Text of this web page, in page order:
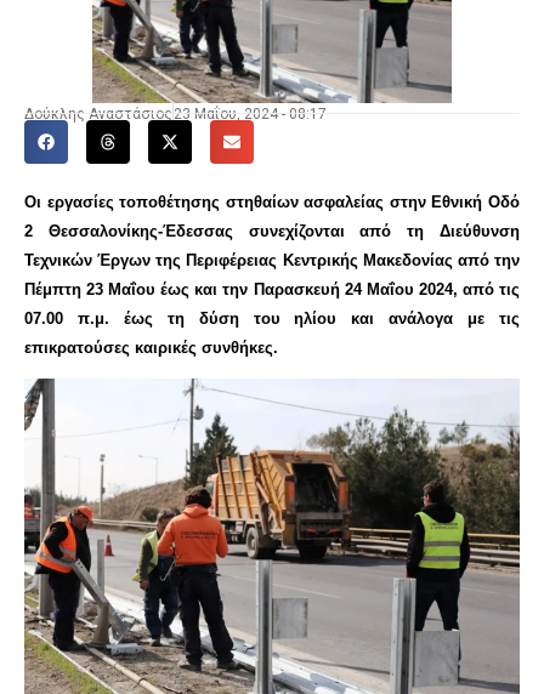
Δούκλης Αναστάσιος 23 Μαΐου, 2024 - 08:17
Οι εργασίες τοποθέτησης στηθαίων ασφαλείας στην Εθνική Οδό
2 Θεσσαλονίκης-Έδεσσας
συνεχίζονται
από τη Διεύθυνση
Τεχνικών Έργων της Περιφέρειας Κεντρικής Μακεδονίας από την
Πέμπτη23 Μαΐου έως και την Παρασκευή 24 Μαΐου 2024, από τις
07.00 π.μ. έως τη δύση του ηλίου και ανάλογα με τις
επικρατούσες καιρικές συνθήκες.